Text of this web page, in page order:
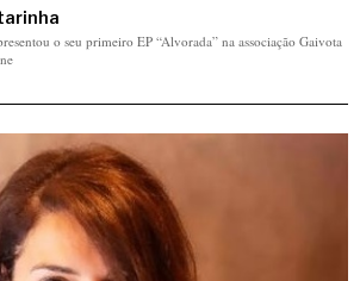
o seu primeiro EP “Alvorada” na associação Gaivota